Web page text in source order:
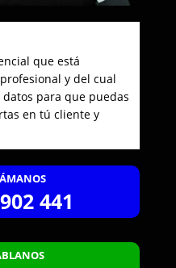
que está
y del cual
para que puedas
en tú cliente y
441